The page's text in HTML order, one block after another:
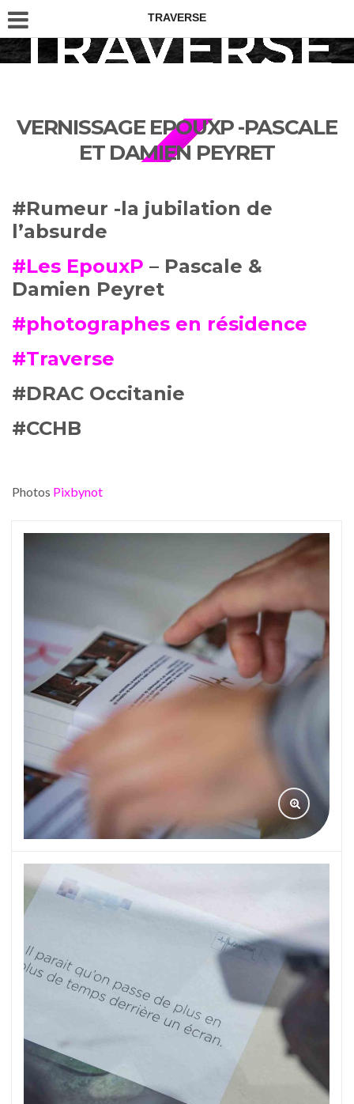
TRAVERSE
VERNISSAGE EPOUXP -PASCALE
ET DAMIEN PEYRET
#Rumeur -la jubilation de
l’absurde
#Les EpouxP – Pascale &
Damien Peyret
#photographes en résidence
#Traverse
#DRAC Occitanie
#CCHB
Photos Pixbynot